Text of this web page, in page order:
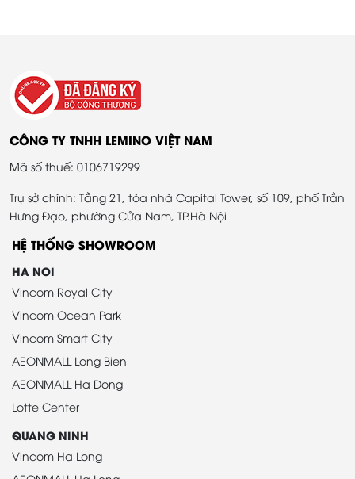
CÔNG TY TNHH LEMINO VIỆT NAM
Mã số thuế: 0106719299
Trụ sở chính: Tầng 21, tòa nhà Capital Tower, số 109, phố Trần
Hưng Đạo, phường Cửa Nam, TP.Hà Nội
HỆ THỐNG SHOWROOM
HA NOI
Vincom Royal City
Vincom Ocean Park
Vincom Smart City
AEONMALL Long Bien
AEONMALL Ha Dong
Lotte Center
QUANG NINH
Vincom Ha Long